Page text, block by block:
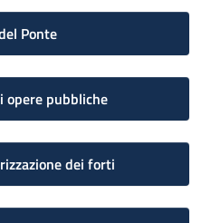
Ponte
opere pubbliche
dei forti